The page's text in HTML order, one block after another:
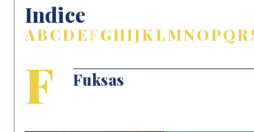
Indice
ABCDEFGHIJKLMNOPQR
F Fuksas